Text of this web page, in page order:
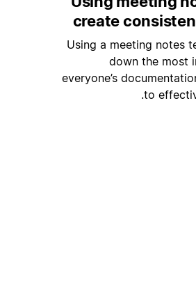
create
Using a meeting notes
down the most
everyone’s
to